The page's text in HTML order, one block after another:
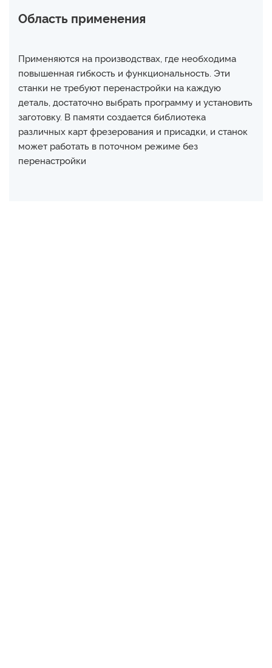
Область применения
Применяются на производствах, где необходима
повышенная гибкость и функциональность. Эти
станки не требуют перенастройки на каждую
деталь, достаточно выбрать программу и установить
заготовку. В памяти создается библиотека
различных карт фрезерования и присадки, и станок
может работать в поточном режиме без
перенастройки